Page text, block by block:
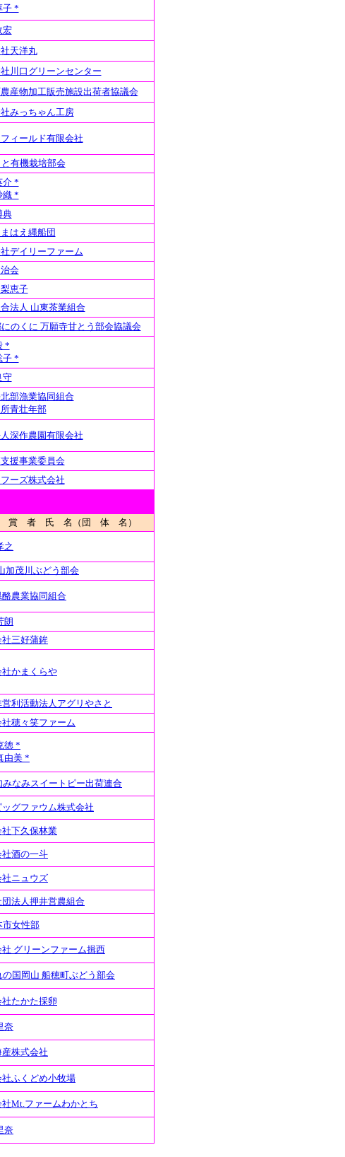
子 *
宏
天洋丸
川口グリーンセンター
産物加工販売施設出荷者協議会
みっちゃん工房
ィールド有限会社
有機栽培部会
介 *
織 *
典
はえ縄船団
デイリーファーム
会
恵子
法人 山東茶業組合
のくに 万願寺甘とう部会協議会
*
子 *
守
部漁業協同組合
青壮年部
深作農園有限会社
援事業委員会
ーズ株式会社
賞 者 氏 名（団 体 名）
之
加茂川ぶどう部会
酪農業協同組合
朗
社三好蒲鉾
社かまくらや
利活動法人アグリやさと
穂々笑ファーム
徳 *
由美 *
みなみスイートピー出荷連合
グファウム株式会社
社下久保林業
社酒の一斗
社ニュウズ
団法人押井営農組合
市女性部
グリーンファーム揖西
の国岡山 船穂町ぶどう部会
たかた採卵
奈
株式会社
社ふくどめ小牧場
社Mt.ファームわかとち
奈